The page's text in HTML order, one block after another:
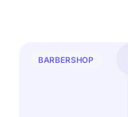
BARBERSHOP